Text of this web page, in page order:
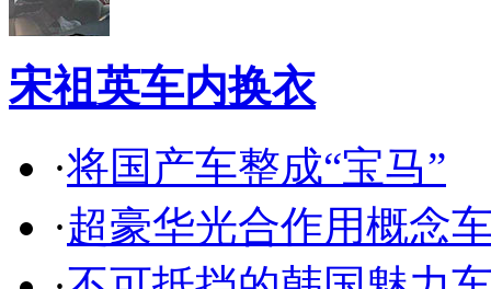
宋祖英车内换衣
·将国产车整成“宝马”
·超豪华光合作用概念